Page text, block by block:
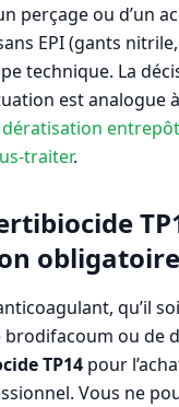
perçage ou d’un
EPI (gants
technique. La
est analogue
dératisation
traiter.
qu’il
ou de
TP14 pour
Vous ne